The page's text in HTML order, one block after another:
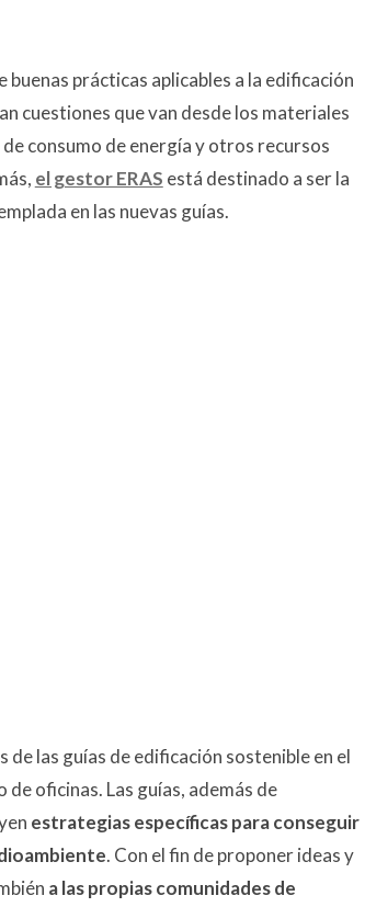
prácticas aplicables a la edificación
cuestiones que van desde los materiales
consumo de energía y otros recursos
el gestor ERAS está destinado a ser la
en las nuevas guías.
de las guías de edificación sostenible en el
oficinas. Las guías, además de
estrategias específicas para conseguir
. Con el fin de proponer ideas y
a las propias comunidades de